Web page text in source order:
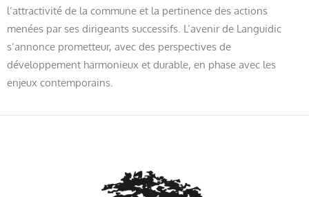
l’attractivité de la commune et la pertinence des actions
menées par ses dirigeants successifs. L’avenir de Languidic
s’annonce prometteur, avec des perspectives de
développement harmonieux et durable, en phase avec les
enjeux contemporains.